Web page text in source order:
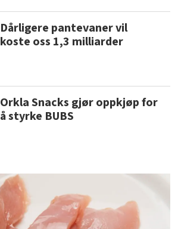
Dårligere pantevaner vil
koste oss 1,3 milliarder
Orkla Snacks gjør oppkjøp for
å styrke BUBS